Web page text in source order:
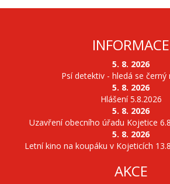
INFORMACE
5. 8. 2026
Psí detektiv - hledá se černý
5. 8. 2026
Hlášení 5.8.2026
5. 8. 2026
Uzavření obecního úřadu Kojetice
5. 8. 2026
Letní kino na koupáku v Kojeticích
AKCE